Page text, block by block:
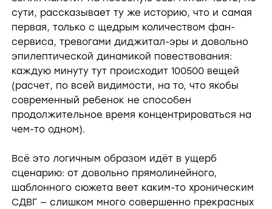
сути, рассказывает ту же историю, что и самая
первая, только с щедрым количеством фан-
сервиса, тревогами диджитал-эры и довольно
эпилептической динамикой повествования:
каждую минуту тут происходит 100500 вещей
(расчет, по всей видимости, на то, что якобы
современный ребенок не способен
продолжительное время концентрироваться на
чем-то одном).
Всё это логичным образом идёт в ущерб
сценарию: от довольно прямолинейного,
шаблонного сюжета веет каким-то хроническим
СДВГ — слишком много совершенно прекрасных